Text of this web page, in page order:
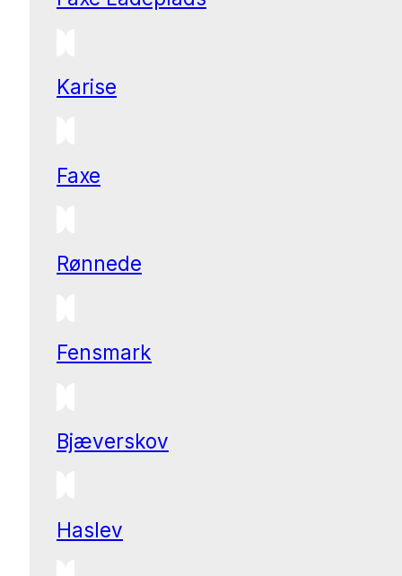
Karise
Faxe
Rønnede
Fensmark
Bjæverskov
Haslev